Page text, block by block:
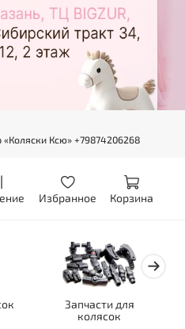
«Коляски Ксю» +79874206268
Избранное Корзина
Запчасти для
колясок